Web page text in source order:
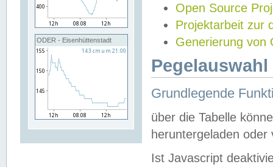
ODER - Eisenhüttenstadt
Open Source
Projektarbeit zur
Generierung von
Grundlegende
über die Tabelle
heruntergeladen oder
Ist Javascript